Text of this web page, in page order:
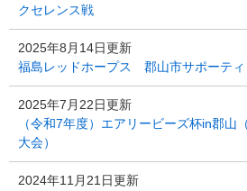
クセレンス戦
2025年8月14日更新
福島レッドホープス 郡山市サポーティ
2025年7月22日更新
（令和7年度）エアリービーズ杯in郡山
大会）
2024年11月21日更新